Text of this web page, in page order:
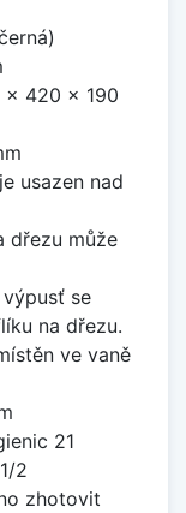
x 420 x 190
usazen nad
dřezu může
se
na dřezu.
ve vaně
21
2
zhotovit